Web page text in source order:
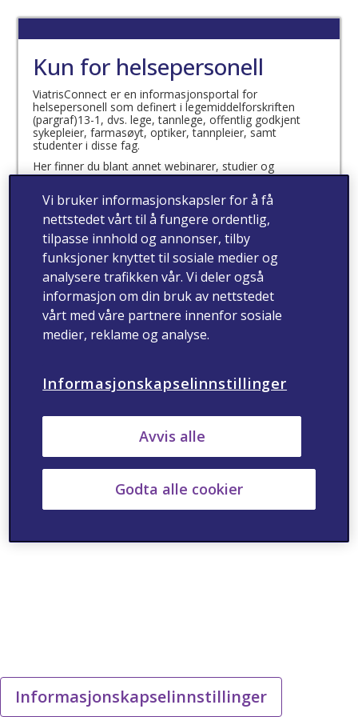
Kun for helsepersonell
ViatrisConnect er en informasjonsportal for
helsepersonell som definert i legemiddelforskriften
(pargraf)13-1, dvs. lege, tannlege, offentlig godkjent
sykepleier, farmasøyt, optiker, tannpleier, samt
studenter i disse fag.
Her finner du blant annet webinarer, studier og
produktinformasjon.
Jeg bekrefter at jeg er
helsepersonell som definert
i legemiddelforskriften
(paragraf) 13-1
Informasjonskapselinnstillinger
Vi bruker informasjonskapsler for å få
nettstedet vårt til å fungere ordentlig,
tilpasse innhold og annonser, tilby
funksjoner knyttet til sosiale medier og
analysere trafikken vår. Vi deler også
informasjon om din bruk av nettstedet
vårt med våre partnere innenfor sosiale
medier, reklame og analyse.
Informasjonskapselinnstillinger
Avvis alle
Godta alle cookier